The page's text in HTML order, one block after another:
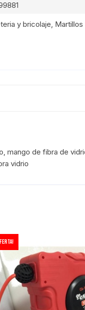
y bricolaje, Martillos
mango de fibra de
vidrio